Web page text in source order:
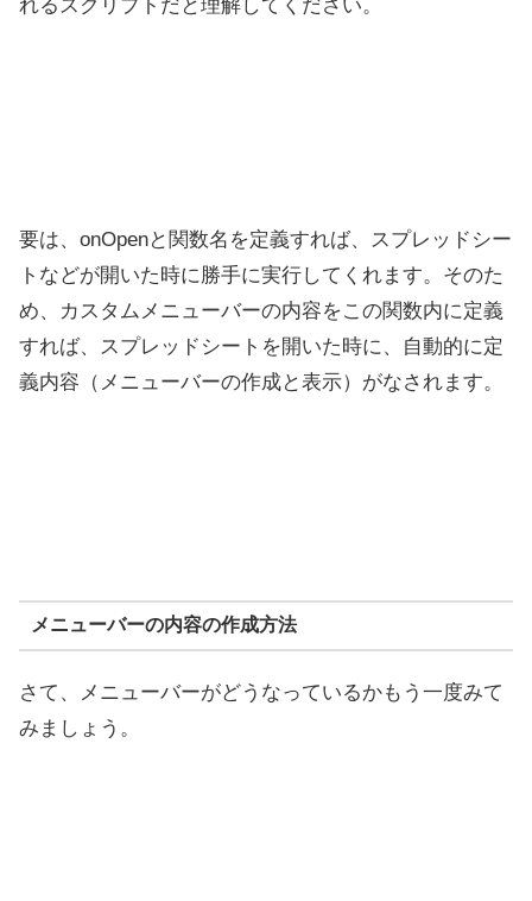
れるスクリプトだと理解してください。
要は、onOpenと関数名を定義すれば、スプレッドシー
トなどが開いた時に勝手に実行してくれます。そのた
め、カスタムメニューバーの内容をこの関数内に定義
すれば、スプレッドシートを開いた時に、自動的に定
義内容（メニューバーの作成と表示）がなされます。
メニューバーの内容の作成方法
さて、メニューバーがどうなっているかもう一度みて
みましょう。